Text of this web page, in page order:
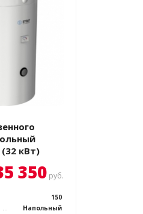
(32 кВт)
350руб.
150
Вариант установки котла, :
Напольный